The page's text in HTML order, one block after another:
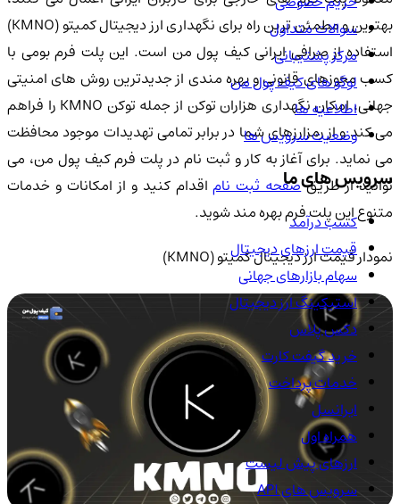
بهترین و مطمئن ترین راه برای نگهداری ارز دیجیتال کمیتو (KMNO)
استفاده از صرافی ایرانی کیف پول من است. این پلت فرم بومی با
کسب مجوزهای قانونی و بهره مندی از جدیدترین روش های امنیتی
جهانی، امکان نگهداری هزاران توکن از جمله توکن KMNO را فراهم
می کند و از رمزارزهای شما در برابر تمامی تهدیدات موجود محافظت
می نماید. برای آغاز به کار و ثبت نام در پلت فرم کیف پول من، می
توانید از طریقصفحه ثبت ناماقدام کنید و از امکانات و خدمات
متنوع این پلت فرم بهره مند شوید.
نمودار قیمت ارز دیجیتال کمیتو (KMNO)
سوالات متداول
مرکز پشتیبانی
لوگو های کیف پول من
اطلاعیه ها
وضعیت سرویس ها
سرویس های ما
کسب درآمد
قیمت ارزهای دیجیتال
سهام بازارهای جهانی
استیکینگ ارز دیجیتال
دکس پلاس
خرید گیفت کارت
خدمات پرداخت
ایرانسل
همراه اول
ارزهای پیش لیست
سرویس های API